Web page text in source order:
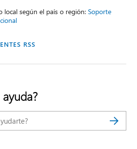
local según el país o región:Soporte
RSS